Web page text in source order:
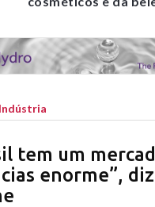
tem um
enorme”,